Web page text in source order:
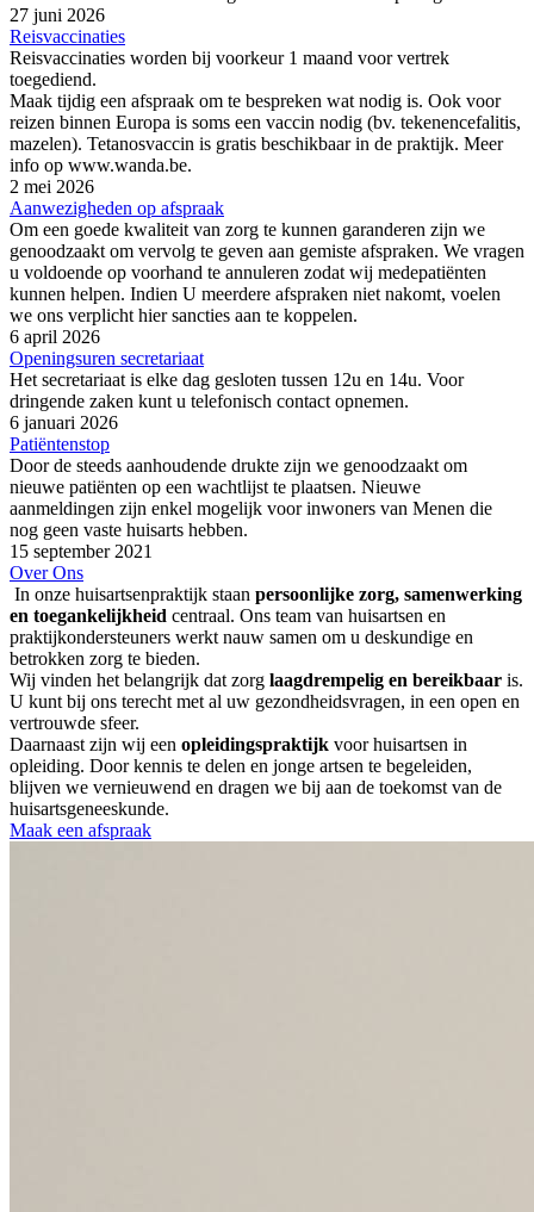
27 juni 2026
Reisvaccinaties
Reisvaccinaties worden bij voorkeur 1 maand voor vertrek
toegediend.
Maak tijdig een afspraak om te bespreken wat nodig is. Ook voor
reizen binnen Europa is soms een vaccin nodig (bv. tekenencefalitis,
mazelen). Tetanosvaccin is gratis beschikbaar in de praktijk. Meer
info op www.wanda.be.
2 mei 2026
Aanwezigheden op afspraak
Om een goede kwaliteit van zorg te kunnen garanderen zijn we
genoodzaakt om vervolg te geven aan gemiste afspraken. We vragen
u voldoende op voorhand te annuleren zodat wij medepatiënten
kunnen helpen. Indien U meerdere afspraken niet nakomt, voelen
we ons verplicht hier sancties aan te koppelen.
6 april 2026
Openingsuren secretariaat
Het secretariaat is elke dag gesloten tussen 12u en 14u. Voor
dringende zaken kunt u telefonisch contact opnemen.
6 januari 2026
Patiëntenstop
Door de steeds aanhoudende drukte zijn we genoodzaakt om
nieuwe patiënten op een wachtlijst te plaatsen. Nieuwe
aanmeldingen zijn enkel mogelijk voor inwoners van Menen die
nog geen vaste huisarts hebben.
15 september 2021
Over Ons
In onze huisartsenpraktijk staan persoonlijke zorg, samenwerking
en toegankelijkheid centraal. Ons team van huisartsen en
praktijkondersteuners werkt nauw samen om u deskundige en
betrokken zorg te bieden.
Wij vinden het belangrijk dat zorg laagdrempelig en bereikbaar is.
U kunt bij ons terecht met al uw gezondheidsvragen, in een open en
vertrouwde sfeer.
Daarnaast zijn wij een opleidingspraktijk voor huisartsen in
opleiding. Door kennis te delen en jonge artsen te begeleiden,
blijven we vernieuwend en dragen we bij aan de toekomst van de
huisartsgeneeskunde.
Maak een afspraak